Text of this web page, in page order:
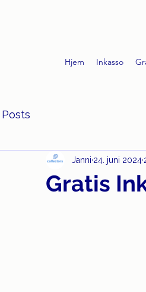
Hjem Inkasso
Gratis
Janni 24. juni 2024